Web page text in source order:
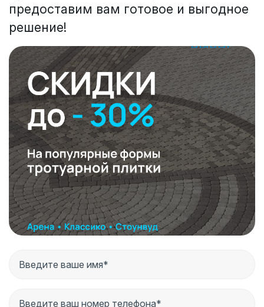
предоставим вам готовое и выгодное
решение!